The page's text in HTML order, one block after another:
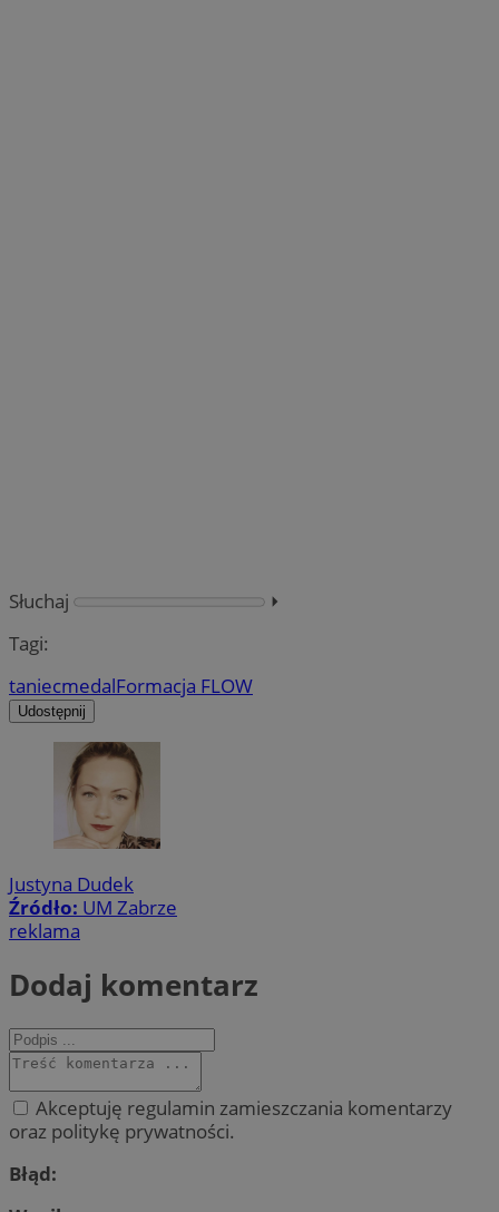
Słuchaj
⏵︎
Tagi:
taniecmedalFormacja FLOW
Udostępnij
Justyna Dudek
Źródło: UM Zabrze
reklama
Dodaj komentarz
Akceptuję regulamin zamieszczania komentarzy
oraz politykę prywatności.
Błąd: